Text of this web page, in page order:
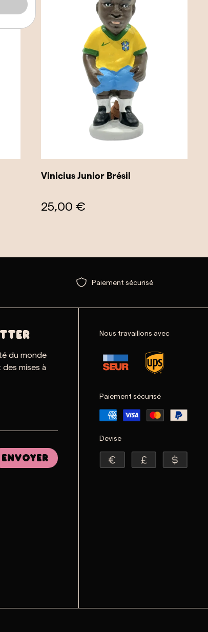
Vinicius Junior Brésil
25,00 €
Paiement sécurisé
du monde
mises à
Envoyer
Nous travaillons avec
Paiement sécurisé
Devise